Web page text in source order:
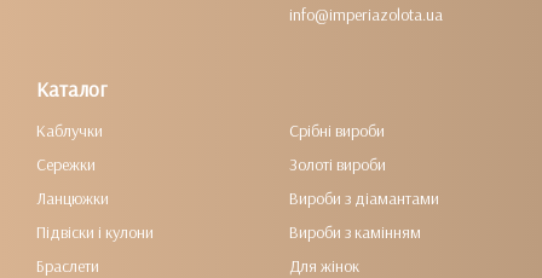
info@imperiazolota.ua
Каталог
Каблучки
Сережки
Ланцюжки
Підвіски і кулони
Браслети
Срібні вироби
Золоті вироби
Вироби з діамантами
Вироби з камінням
Для жінок